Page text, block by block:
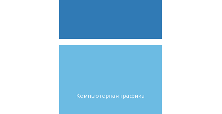
Компьютерная графика